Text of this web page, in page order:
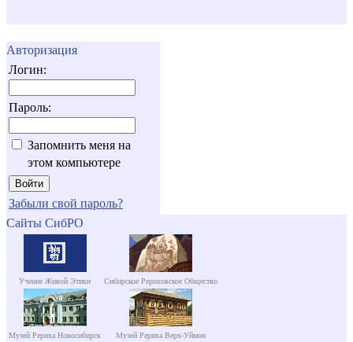
Авторизация
Логин:
Пароль:
Запомнить меня на
этом компьютере
Забыли свой пароль?
Сайты СибРО
Учение Живой Этики Сибирское Рериховское Общество
Музей Рериха Новосибирск Музей Рериха Верх-Уймон